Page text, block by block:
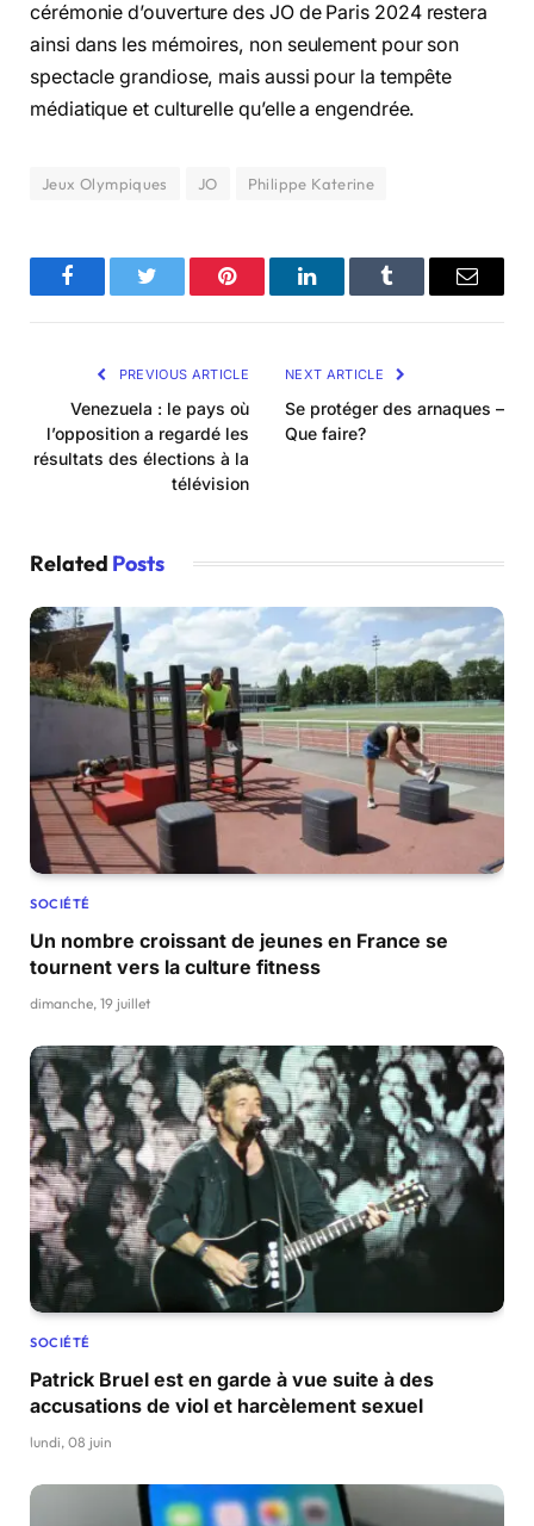
cérémonie d’ouverture des JO de Paris 2024 restera
ainsi dans les mémoires, non seulement pour son
spectacle grandiose, mais aussi pour la tempête
médiatique et culturelle qu’elle a engendrée.
Jeux Olympiques JO Philippe Katerine
FacebookTwitter Pinterest LinkedInTumblr Email
PREVIOUS ARTICLE
Venezuela : le pays où
l’opposition a regardé les
résultats des élections à la
télévision
NEXT ARTICLE
Se protéger des arnaques –
Que faire?
Related Posts
SOCIÉTÉ
Un nombre croissant de jeunes en France se
tournent vers la culture fitness
dimanche, 19 juillet
SOCIÉTÉ
Patrick Bruel est en garde à vue suite à des
accusations de viol et harcèlement sexuel
lundi, 08 juin